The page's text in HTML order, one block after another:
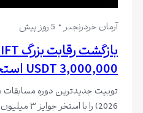
آرمان خردرنجبر 5 روز پیش
3,000,000 USDT استخر جایزه
2026) را با استخر جوایز ۳ میلیون دلاری از ۱۲ آگوست…